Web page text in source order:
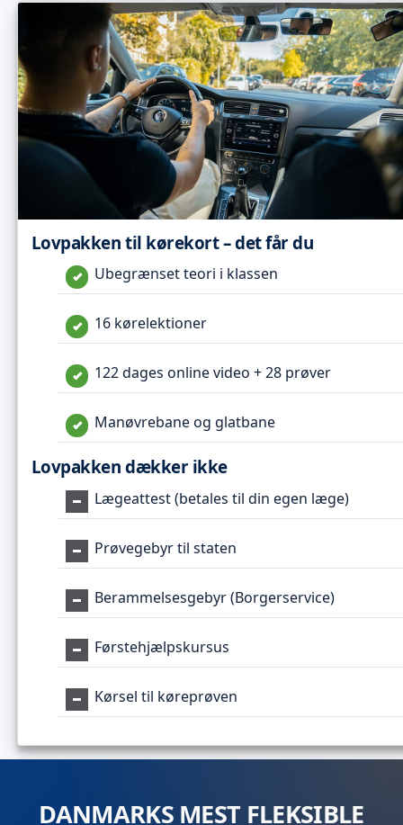
Lovpakken til kørekort – det får du
Ubegrænset teori i klassen
16 kørelektioner
122 dages online video + 28 prøver
Manøvrebane og glatbane
Lovpakken dækker ikke
Lægeattest (betales til din egen læge)
Prøvegebyr til staten
Berammelsesgebyr (Borgerservice)
Førstehjælpskursus
Kørsel til køreprøven
DANMARKS MEST FLEKSIBLE